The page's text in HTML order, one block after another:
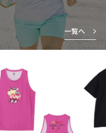
一覧へ